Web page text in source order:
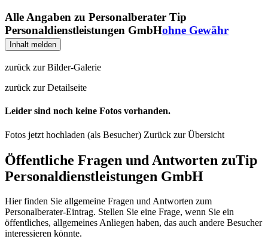
Alle Angaben zu Personalberater Tip
Personaldienstleistungen GmbHohne Gewähr
Inhalt melden
zurück zur Bilder-Galerie
zurück zur Detailseite
Leider sind noch keine Fotos vorhanden.
Fotos jetzt hochladen (als Besucher) Zurück zur Übersicht
Öffentliche Fragen und Antworten zuTip
Personaldienstleistungen GmbH
Hier finden Sie allgemeine Fragen und Antworten zum
Personalberater-Eintrag. Stellen Sie eine Frage, wenn Sie ein
öffentliches, allgemeines Anliegen haben, das auch andere Besucher
interessieren könnte.